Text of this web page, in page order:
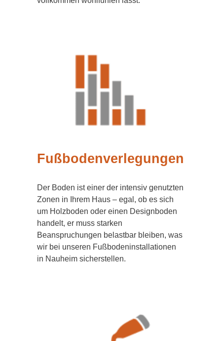
Fußbodenverlegungen
Der Boden ist einer der intensiv genutzten
Zonen in Ihrem Haus – egal, ob es sich
um Holzboden oder einen Designboden
handelt, er muss starken
Beanspruchungen belastbar bleiben, was
wir bei unseren Fußbodeninstallationen
in Nauheim sicherstellen.